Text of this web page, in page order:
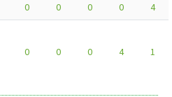
0 0 0 0
4
0 0 0 4 1